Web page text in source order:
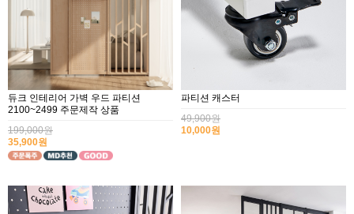
듀크 인테리어 가벽 우드 파티션
2100~2499 주문제작 상품
199,000원
35,900원
파티션 캐스터
49,900원
10,000원